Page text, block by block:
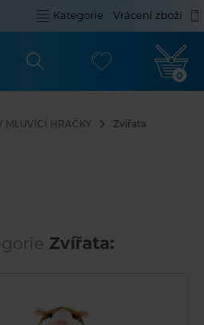
Kategorie Vrácení zboží
0
MLUVÍCÍ HRAČKY Zvířata
Zvířata: